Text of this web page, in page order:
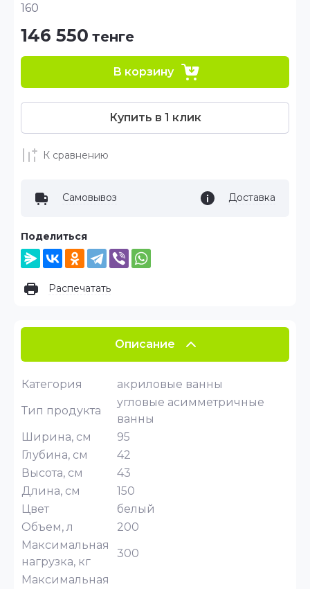
160
146 550 тенге
В корзину
Купить в 1 клик
К сравнению
Самовывоз Доставка
Поделиться
Распечатать
Описание
Категория
акриловые ванны
Тип продукта
угловые асимметричные
ванны
Ширина, см
95
Глубина, см
42
Высота, см
43
Длина, см
150
Цвет
белый
Объем, л
200
Максимальная
нагрузка, кг
300
Максимальная